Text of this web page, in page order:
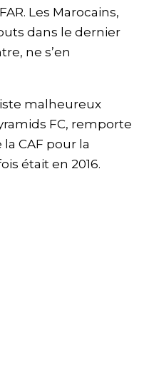
Les Marocains,
dans le dernier
ne s’en
malheureux
FC, remporte
CAF pour la
était en 2016.